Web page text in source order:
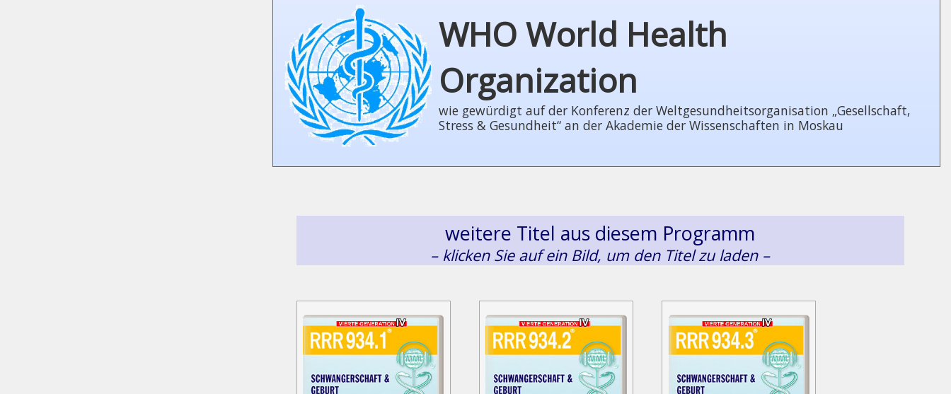
WHO World Health
Organization
wie gewürdigt auf der Konferenz der Welt­ge­sund­heits­or­ga­ni­sa­tion „Gesellschaft,
Stress & Gesundheit“ an der Akademie der Wissenschaften in Moskau
weitere Titel aus diesem Programm
– klicken Sie auf ein Bild, um den Titel zu laden –